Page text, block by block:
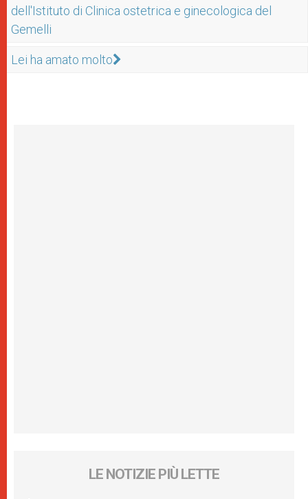
dell'Istituto di Clinica ostetrica e ginecologica del
Gemelli
Lei ha amato molto
LE NOTIZIE PIÙ LETTE